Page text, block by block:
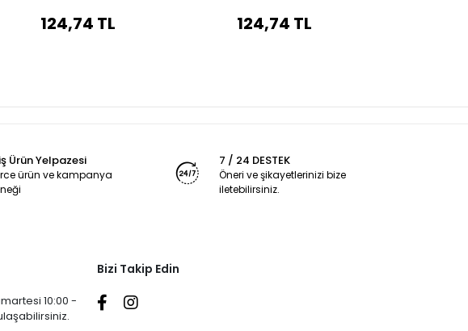
124,74 TL 124,74 TL
Ürün Yelpazesi
ürün ve kampanya
7 / 24 DESTEK
Öneri ve şikayetlerinizi bize
iletebilirsiniz.
10:00 -
Bizi Takip Edin